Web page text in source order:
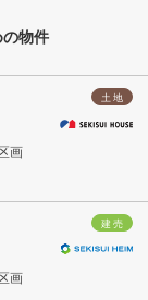
物件
土 地
画
建 売
画